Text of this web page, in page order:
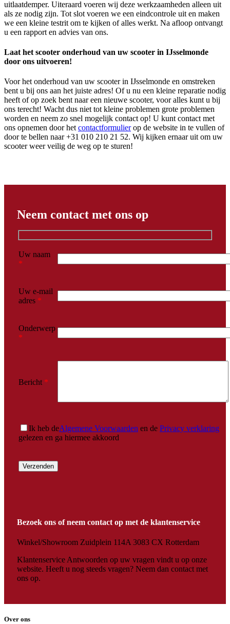
uitlaatdemper. Uiteraard voeren wij deze werkzaamheden alleen uit
als ze nodig zijn. Tot slot voeren we een eindcontrole uit en maken
we een kleine testrit om te kijken of alles werkt. Na afloop ontvangt
u een rapport en advies van ons.
Laat het scooter onderhoud van uw scooter in IJsselmonde
door ons uitvoeren!
Voor het onderhoud van uw scooter in IJsselmonde en omstreken
bent u bij ons aan het juiste adres! Of u nu een kleine reparatie nodig
heeft of op zoek bent naar een nieuwe scooter, voor alles kunt u bij
ons terecht! Wacht dus niet tot kleine problemen grote problemen
worden en neem zo snel mogelijk contact op! U kunt contact met
ons opnemen door het contactformulierop de website in te vullen of
door te bellen naar +31 010 210 21 52. Wij kijken ernaar uit om uw
scooter weer veilig de weg op te sturen!
Neem contact met ons op
Uw naam
*
Uw e-mail
adres *
Onderwerp
*
Bericht *
Ik heb deAlgemene Voorwaarden en de Privacy verklaring
gelezen en ga hiermee akkoord
Bezoek ons of neem contact op met de klantenservice
Winkel/Showroom Zuidplein 114A 3083 CX Rotterdam
Klantenservice Antwoorden op uw vragen vindt u op onze
website. Heeft u nog steeds vragen? Neem dan contact met
ons op.
Over ons